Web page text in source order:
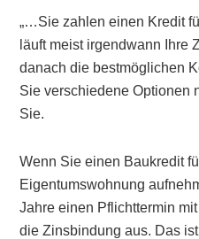
„…Sie zahlen einen Kredit
läuft meist irgendwann Ihre
danach die bestmöglichen
Sie verschiedene Optionen
Sie.
Wenn Sie einen Baukredit
Eigentumswohnung
Jahre einen Pflichttermin
die Zinsbindung aus. Das